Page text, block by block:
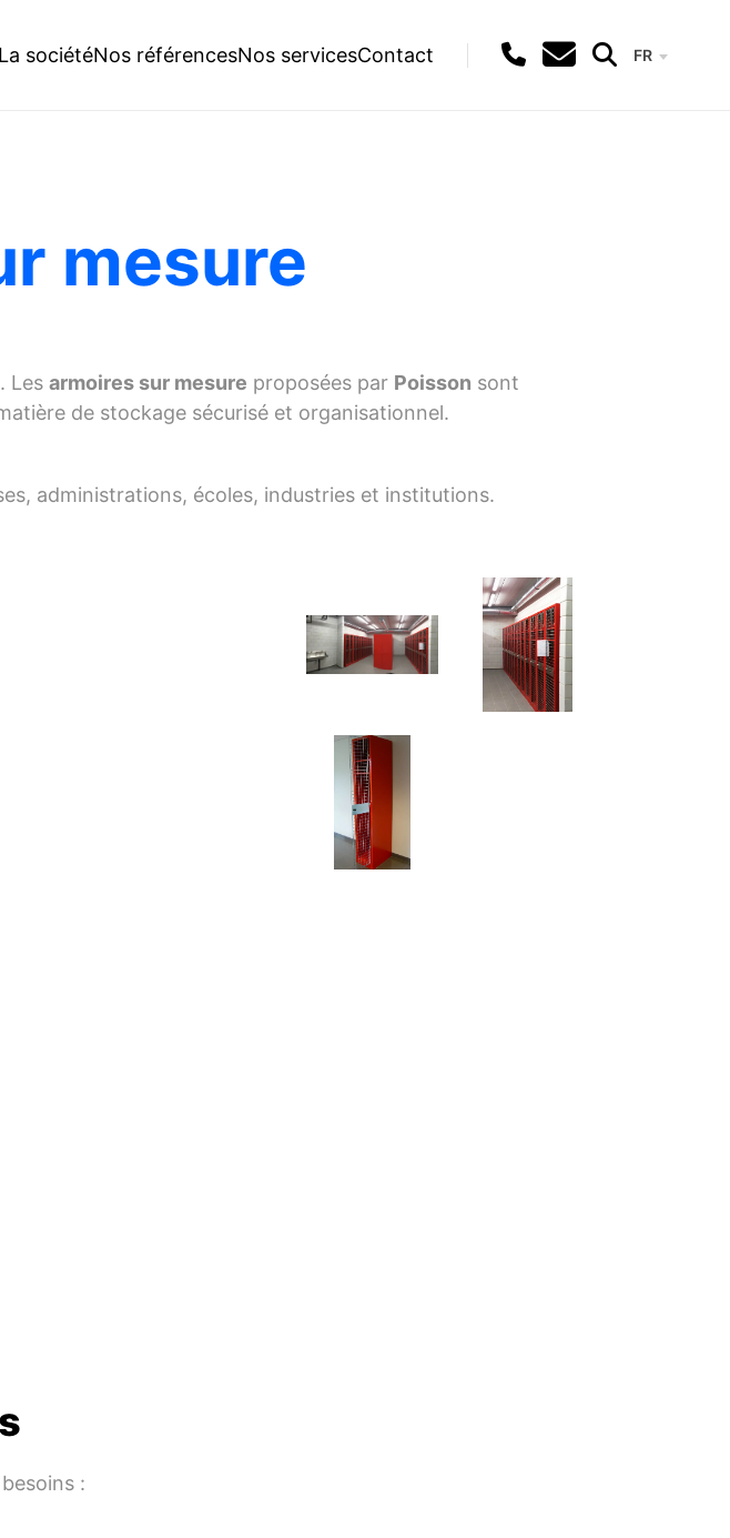
La sociétéNos référencesNos servicesContact FR
mesure
Les armoires sur mesure proposées par Poisson sont
de stockage sécurisé et organisationnel.
administrations, écoles, industries et institutions.
: